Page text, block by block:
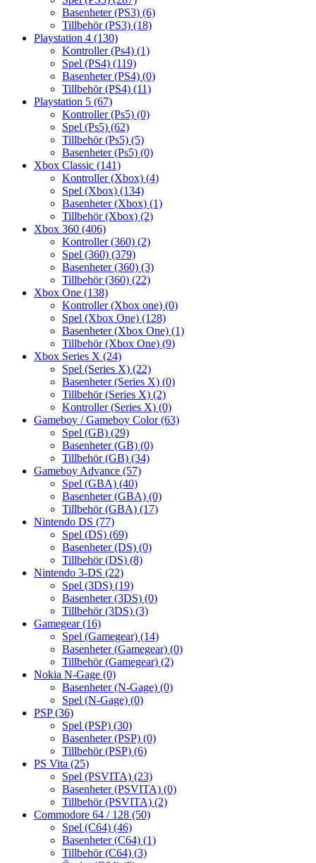
Basenheter (PS3) (6)
Tillbehör (PS3) (18)
Playstation 4 (130)
Kontroller (Ps4) (1)
Spel (PS4) (119)
Basenheter (PS4) (0)
Tillbehör (PS4) (11)
Playstation 5 (67)
Kontroller (Ps5) (0)
Spel (Ps5) (62)
Tillbehör (Ps5) (5)
Basenheter (Ps5) (0)
Xbox Classic (141)
Kontroller (Xbox) (4)
Spel (Xbox) (134)
Basenheter (Xbox) (1)
Tillbehör (Xbox) (2)
Xbox 360 (406)
Kontroller (360) (2)
Spel (360) (379)
Basenheter (360) (3)
Tillbehör (360) (22)
Xbox One (138)
Kontroller (Xbox one) (0)
Spel (Xbox One) (128)
Basenheter (Xbox One) (1)
Tillbehör (Xbox One) (9)
Xbox Series X (24)
Spel (Series X) (22)
Basenheter (Series X) (0)
Tillbehör (Series X) (2)
Kontroller (Series X) (0)
Gameboy / Gameboy Color(63)
Spel (GB) (29)
Basenheter (GB) (0)
Tillbehör (GB) (34)
Gameboy Advance (57)
Spel (GBA) (40)
Basenheter (GBA) (0)
Tillbehör (GBA) (17)
Nintendo DS (77)
Spel (DS) (69)
Basenheter (DS) (0)
Tillbehör (DS) (8)
Nintendo 3-DS (22)
Spel (3DS) (19)
Basenheter (3DS) (0)
Tillbehör (3DS) (3)
Gamegear(16)
Spel (Gamegear) (14)
Basenheter (Gamegear) (0)
Tillbehör (Gamegear) (2)
Nokia N-Gage (0)
Basenheter (N-Gage) (0)
Spel (N-Gage) (0)
PSP(36)
Spel (PSP) (30)
Basenheter (PSP) (0)
Tillbehör (PSP) (6)
PS Vita (25)
Spel (PSVITA) (23)
Basenheter (PSVITA) (0)
Tillbehör (PSVITA) (2)
Commodore 64 / 128 (50)
Spel (C64) (46)
Basenheter (C64) (1)
Tillbehör (C64) (3)